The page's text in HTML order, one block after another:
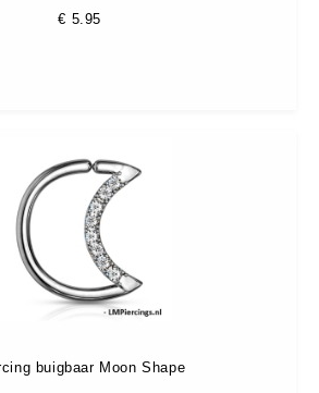
€ 5.95
buigbaar Moon Shape